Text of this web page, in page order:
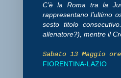
C’è la Roma tra la
rappresentano l’ultimo
sesto titolo
allenatore?), mentre il
Sabato 13 Maggio
FIORENTINA-LAZIO